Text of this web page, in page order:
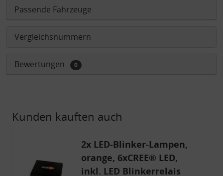
Passende Fahrzeuge
Vergleichsnummern
Bewertungen 0
Kunden kauften auch
2x LED-Blinker-Lampen,
orange, 6xCREE® LED,
inkl. LED Blinkerrelais